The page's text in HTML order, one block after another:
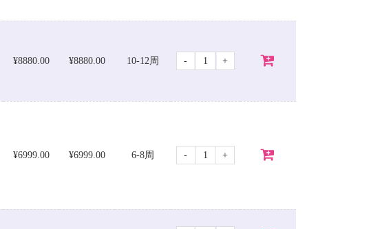
¥8880.00 ¥8880.00 10-12周 - +
¥6999.00 ¥6999.00 6-8周 - +